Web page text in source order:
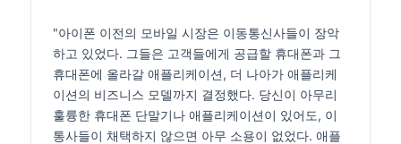
"아이폰 이전의 모바일 시장은 이동통신사들이 장악
하고 있었다. 그들은 고객들에게 공급할 휴대폰과 그
휴대폰에 올라갈 애플리케이션, 더 나아가 애플리케
이션의 비즈니스 모델까지 결정했다. 당신이 아무리
훌륭한 휴대폰 단말기나 애플리케이션이 있어도, 이
통사들이 채택하지 않으면 아무 소용이 없었다. 애플